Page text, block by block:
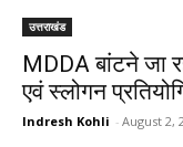
उत्तराखंड
MDDA बांटने जा
एवं स्लोगन
Indresh Kohli - August 2,